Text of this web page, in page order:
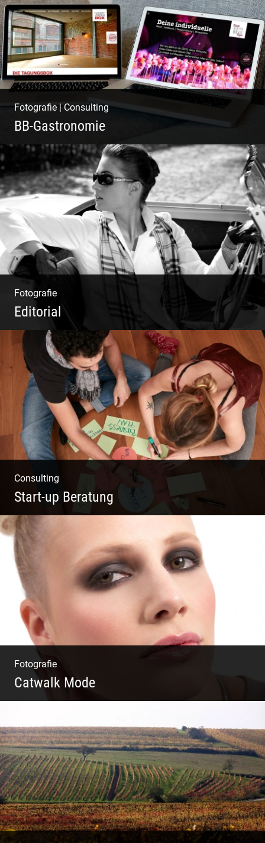
Fotografie|Consulting
BB-Gastronomie
Fotografie, Marketing & Design
Fotografie
Editorial
Klassische Editorials
Consulting
Start-up Beratung
Du beginnst Dein Eigenes zu erschaffen und
weißt nicht, wo du beginnen sollst?
Fotografie
Catwalk Mode